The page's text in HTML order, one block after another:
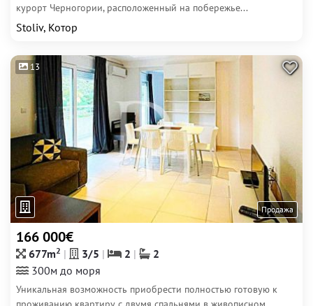
курорт Черногории, расположенный на побережье...
Stoliv, Котор
13
Продажа
166 000€
677m2 3/5 2
2
300м до моря
Уникальная возможность приобрести полностью готовую к